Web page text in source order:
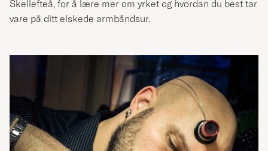
Skellefteå, for å lære mer om yrket og hvordan du best tar
vare på ditt elskede armbåndsur.